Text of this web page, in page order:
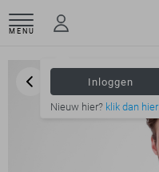
MENU
Inloggen
Nieuw hier? klik dan hier